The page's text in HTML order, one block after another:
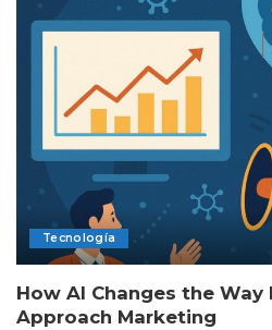
Tecnología
How AI Changes the Way
Approach Marketing